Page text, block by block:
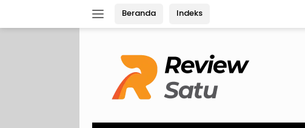
Beranda Indeks